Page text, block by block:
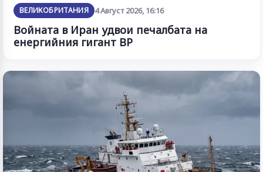
ВЕЛИКОБРИТАНИЯ 4 Август 2026, 16:16
Войната в Иран удвои печалбата на
енергийния гигант BP